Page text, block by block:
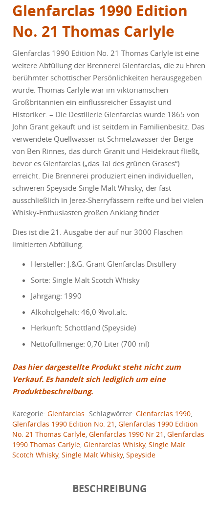
Glenfarclas 1990 Edition
No. 21 Thomas Carlyle
Glenfarclas 1990 Edition No. 21 Thomas Carlyle ist eine
weitere Abfüllung der Brennerei Glenfarclas, die zu Ehren
berühmter schottischer Persönlichkeiten herausgegeben
wurde. Thomas Carlyle war im viktorianischen
Großbritannien ein einflussreicher Essayist und
Historiker. – Die Destillerie Glenfarclas wurde 1865 von
John Grant gekauft und ist seitdem in Familienbesitz. Das
verwendete Quellwasser ist Schmelzwasser der Berge
von Ben Rinnes, das durch Granit und Heidekraut fließt,
bevor es Glenfarclas („das Tal des grünen Grases“)
erreicht. Die Brennerei produziert einen individuellen,
schweren Speyside-Single Malt Whisky, der fast
ausschließlich in Jerez-Sherryfässern reifte und bei vielen
Whisky-Enthusiasten großen Anklang findet.
Dies ist die 21. Ausgabe der auf nur 3000 Flaschen
limitierten Abfüllung.
Hersteller: J.&G. Grant Glenfarclas Distillery
Sorte: Single Malt Scotch Whisky
Jahrgang: 1990
Alkoholgehalt: 46,0 %vol.alc.
Herkunft: Schottland (Speyside)
Nettofüllmenge: 0,70 Liter (700 ml)
Das hier dargestellte Produkt steht nicht zum
Verkauf. Es handelt sich lediglich um eine
Produktbeschreibung.
Kategorie: Glenfarclas Schlagwörter: Glenfarclas 1990,
Glenfarclas 1990 Edition No. 21 , Glenfarclas 1990 Edition
No. 21 Thomas Carlyle, Glenfarclas 1990 Nr 21 , Glenfarclas
1990 Thomas Carlyle, Glenfarclas Whisky, Single Malt
Scotch Whisky, Single Malt Whisky, Speyside
BESCHREIBUNG